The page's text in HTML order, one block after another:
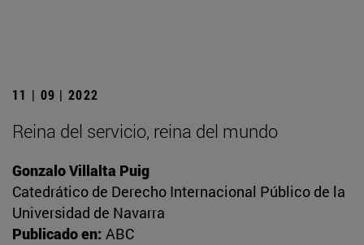
11 | 09 | 2022
Reina del servicio, reina del mundo
Gonzalo Villalta Puig
Catedrático de Derecho Internacional Público de la
Universidad de Navarra
Publicado en: ABC